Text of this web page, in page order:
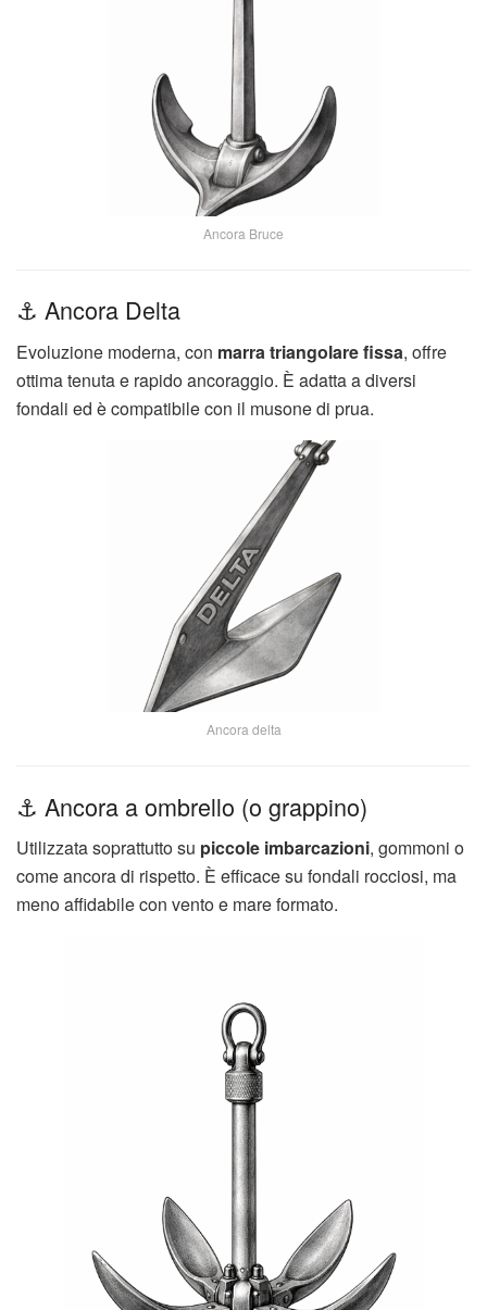
Ancora Bruce
⚓ Ancora Delta
Evoluzione moderna, con marra triangolare fissa, offre
ottima tenuta e rapido ancoraggio. È adatta a diversi
fondali ed è compatibile con il musone di prua.
Ancora delta
⚓ Ancora a ombrello (o grappino)
Utilizzata soprattutto su piccole imbarcazioni, gommoni o
come ancora di rispetto. È efficace su fondali rocciosi, ma
meno affidabile con vento e mare formato.